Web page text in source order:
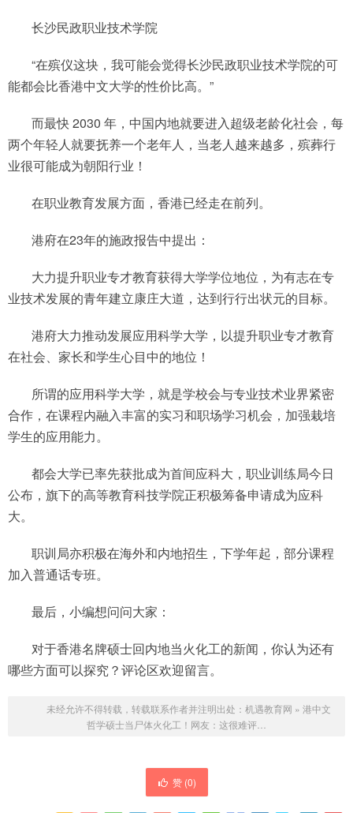
长沙民政职业技术学院
“在殡仪这块，我可能会觉得长沙民政职业技术学院的可
能都会比香港中文大学的性价比高。”
而最快 2030 年，中国内地就要进入超级老龄化社会，每
两个年轻人就要抚养一个老年人，当老人越来越多，殡葬行
业很可能成为朝阳行业！
在职业教育发展方面，香港已经走在前列。
港府在23年的施政报告中提出：
大力提升职业专才教育获得大学学位地位，为有志在专
业技术发展的青年建立康庄大道，达到行行出状元的目标。
港府大力推动发展应用科学大学，以提升职业专才教育
在社会、家长和学生心目中的地位！
所谓的应用科学大学，就是学校会与专业技术业界紧密
合作，在课程内融入丰富的实习和职场学习机会，加强栽培
学生的应用能力。
都会大学已率先获批成为首间应科大，职业训练局今日
公布，旗下的高等教育科技学院正积极筹备申请成为应科
大。
职训局亦积极在海外和内地招生，下学年起，部分课程
加入普通话专班。
最后，小编想问问大家：
对于香港名牌硕士回内地当火化工的新闻，你认为还有
哪些方面可以探究？评论区欢迎留言。
未经允许不得转载，转载联系作者并注明出处： 机遇教育网 » 港中文
哲学硕士当尸体火化工！网友：这很难评…
赞 (0)